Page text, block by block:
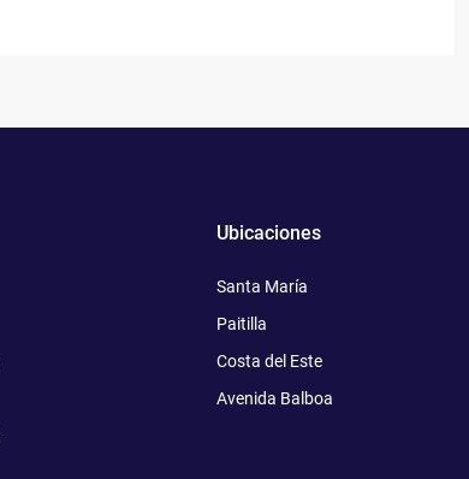
Ubicaciones
Santa María
Paitilla
Costa del Este
Avenida Balboa